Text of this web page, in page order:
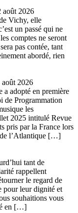
août 2026
Vichy, elle
un passé qui ne
comptes ne seront
pas contée, tant
abordé, rien
août 2026
a adopté en première
de Programmation
les
2025 intitulé Revue
pris par la France lors
de l’Atlantique […]
tant de
rappellent
le regard de
pour leur dignité et
souhaitions vous
en […]